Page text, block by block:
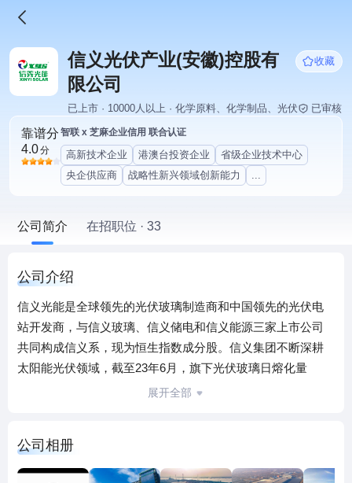
信义光伏产业(安徽)控股有
限公司
收藏
已上市 · 10000人以上 · 化学原料、化学制品、光伏 已审核
靠谱分
4.0分
智联 x 芝麻企业信用 联合认证
高新技术企业 港澳台投资企业
省级企业技术中心
央企供应商
战略性新兴领域创新能力 ...
公司简介 在招职位 · 33
公司介绍
信义光能是全球领先的光伏玻璃制造商和中国领先的光伏电
站开发商，与信义玻璃、信义储电和信义能源三家上市公司
共同构成信义系，现为恒生指数成分股。信义集团不断深耕
太阳能光伏领域，截至23年6月，旗下光伏玻璃日熔化量
21800吨，全球市场份额超过30%，在海内外拥有六大光伏玻
营收205亿港元（折合人民币192亿），净利润43亿港元（折
合人民币40亿）。集团于2021年12月进军多晶硅产业，进一
展开全部
公司相册